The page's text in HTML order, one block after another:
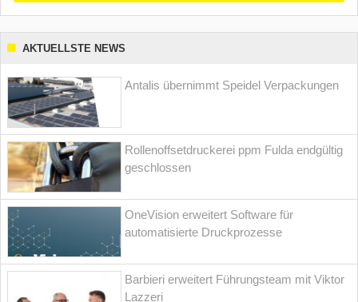
AKTUELLSTE NEWS
Antalis übernimmt Speidel Verpackungen
Rollenoffsetdruckerei ppm Fulda endgültig
geschlossen
OneVision erweitert Software für
automatisierte Druckprozesse
Barbieri erweitert Führungsteam mit Viktor
Lazzeri